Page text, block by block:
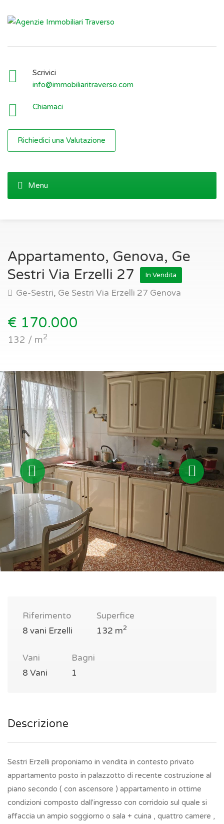
Scrivici
info@immobiliaritraverso.com
Chiamaci
Richiedici una Valutazione
Appartamento, Genova, Ge
Sestri Via Erzelli 27
In Vendita
Ge-Sestri, Ge Sestri Via Erzelli 27 Genova
€ 170.000
132 / m2
Riferimento
8 vani Erzelli
Superfice
132 m2
Vani
8 Vani
Bagni
1
Descrizione
Sestri Erzelli proponiamo in vendita in contesto privato
appartamento posto in palazzotto di recente costruzione al
piano secondo ( con ascensore ) appartamento in ottime
condizioni composto dall'ingresso con corridoio sul quale si
affaccia un ampio soggiorno o sala + cuina , quattro camere ,